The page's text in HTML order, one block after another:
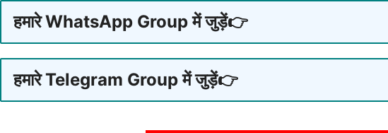
हमारे WhatsApp Group में जुड़ें👉
हमारे Telegram Group में जुड़ें👉